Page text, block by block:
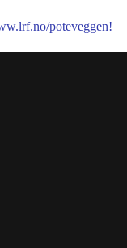
poteveggen!